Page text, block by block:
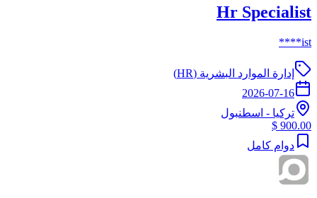
Hr Specialist
ist****
إدارة الموارد البشرية (HR)
2026-07-16
تركيا - اسطنبول
900.00 $
دوام كامل